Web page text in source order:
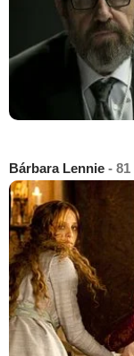
Bárbara Lennie - 81